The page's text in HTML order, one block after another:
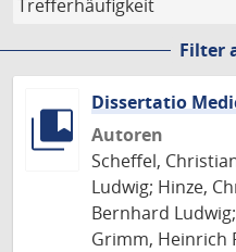
Filter
Dissertatio
Autoren
Scheffel,
Ludwig; Hinze,
Bernhard
Grimm, Heinrich